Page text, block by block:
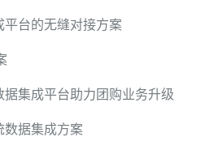
台的无缝对接方案
集成平台助力团购业务升级
数据集成方案